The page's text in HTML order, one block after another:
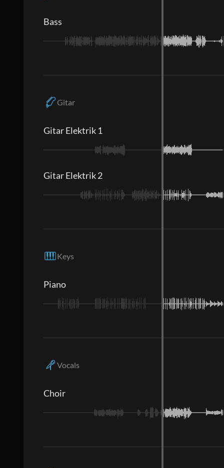
Bass
Gitar
Gitar Elektrik 1
Gitar Elektrik 2
Keys
Piano
Vocals
Choir